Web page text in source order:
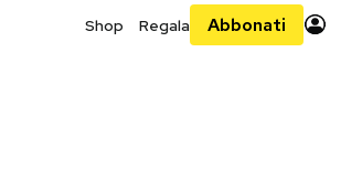
Shop Regala Abbonati